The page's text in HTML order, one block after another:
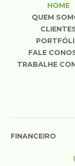
HOME
QUEM
FALE
TRABALHE
FINANCEIRO